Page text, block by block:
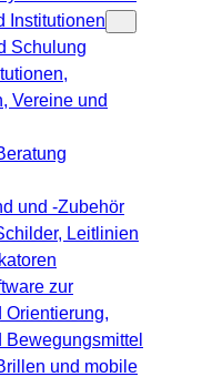
Institutionen
Schulung
Vereine und
und -Zubehör
Leitlinien
zur
Orientierung,
Bewegungsmittel
und mobile